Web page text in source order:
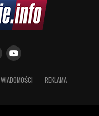
WIADOMOŚCI REKLAMA